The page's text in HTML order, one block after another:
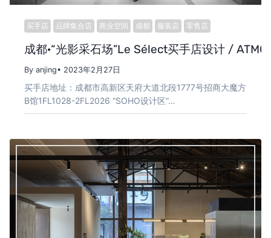
买手店 品牌集合店 商业空间 成都 服装店 零售店
成都·“光影采石场”Le Sélect买手店设计 /
By anjing• 2023年2月27日
买手店地址：成都市高新区天府大道北段1777号招商大魔方
B馆1FL1028-2FL2026 “SOHO设计区”…